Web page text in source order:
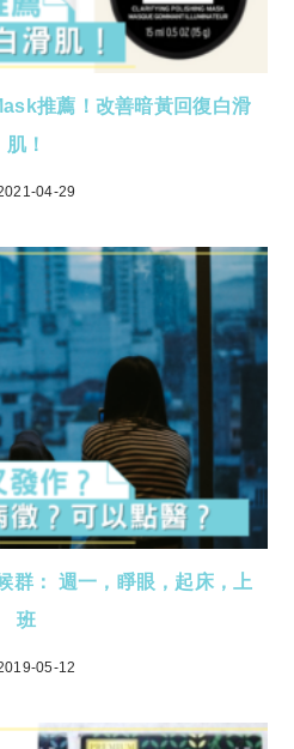
推薦！改善暗黃回復白滑
肌！
04-29
群： 週一，睜眼，起床，上
班
05-12